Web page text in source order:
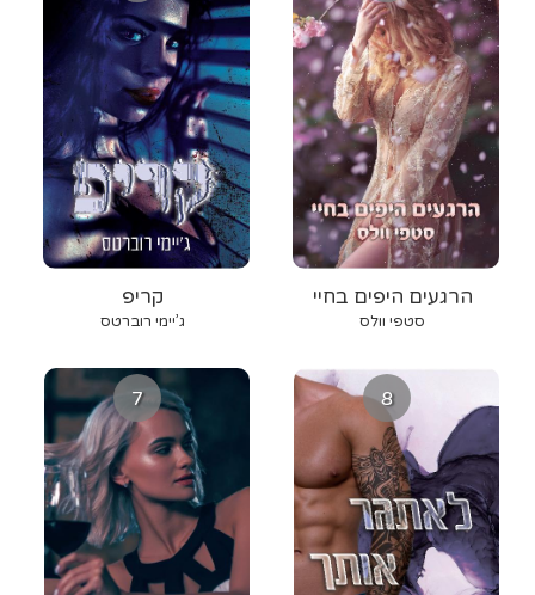
קריפ
ג’יימי רוברטס
הרגעים היפים בחיי
סטפי וולס
7 8